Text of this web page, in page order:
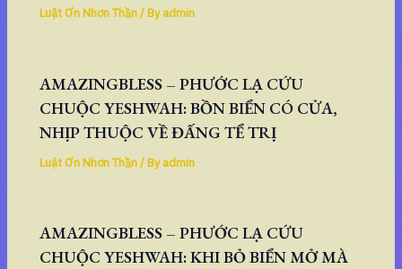
Luật Ơn Nhơn Thần/ Byadmin
AMAZINGBLESS – PHƯỚC LẠ CỨU
CHUỘC YESHWAH: BỒN BIỂN CÓ CỬA,
NHỊP THUỘC VỀ ĐẤNG TỂ TRỊ
Luật Ơn Nhơn Thần/ Byadmin
AMAZINGBLESS – PHƯỚC LẠ CỨU
CHUỘC YESHWAH: KHI BỎ BIỂN MỞ MÀ